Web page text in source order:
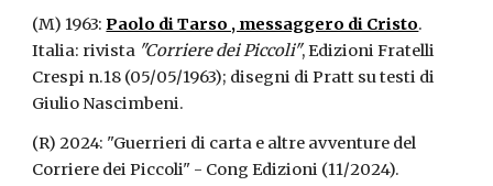
(M) 1963:Paolo di Tarso , messaggero di Cristo.
Italia: rivista "Corriere dei Piccoli", Edizioni Fratelli
Crespi n.18 (05/05/1963); disegni di Pratt su testi di
Giulio Nascimbeni.
(R) 2024: "Guerrieri di carta e altre avventure del
Corriere dei Piccoli" - Cong Edizioni (11/2024).